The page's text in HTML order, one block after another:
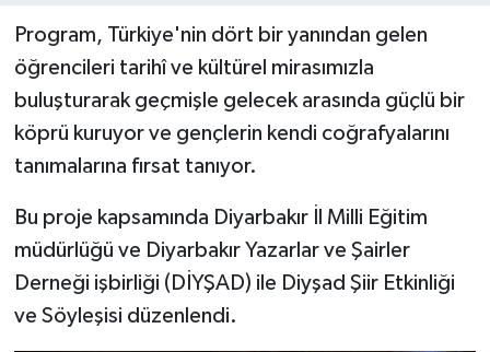
Program, Türkiye'nin dört bir yanından gelen
öğrencileri tarihî ve kültürel mirasımızla
buluşturarak geçmişle gelecek arasında güçlü bir
köprü kuruyor ve gençlerin kendi coğrafyalarını
tanımalarına fırsat tanıyor.
Bu proje kapsamında Diyarbakır İl Milli Eğitim
müdürlüğü ve Diyarbakır Yazarlar ve Şairler
Derneği işbirliği (DİYŞAD) ile Diyşad Şiir Etkinliği
ve Söyleşisi düzenlendi.